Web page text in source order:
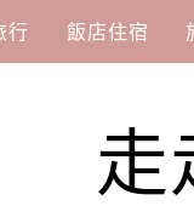
行 飯店住宿
走